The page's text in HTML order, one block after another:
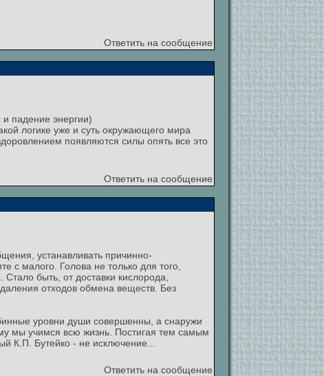
Ответить на сообщение
падение энергии)
логике уже и суть окружающего мира
появляются силы опять все это
Ответить на сообщение
устанавливать причинно-
с малого. Голова не только для того,
быть, от доставки кислорода,
отходов обмена веществ. Без
уровни души совершенны, а снаружи
мы учимся всю жизнь. Постигая тем самым
К.П. Бутейко - не исключение...
Ответить на сообщение